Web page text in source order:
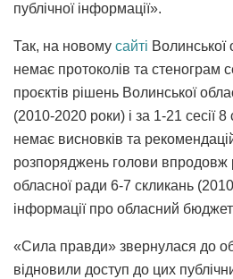
публічної інформації».
Так, на новому сайті Волинської
немає протоколів та стенограм
проєктів рішень Волинської
(2010-2020 роки) і за 1-21 сесії
немає висновків та
розпоряджень голови впродовж
обласної ради 6-7 скликань
інформації про обласний
«Сила правди» звернулася до
відновили доступ до цих